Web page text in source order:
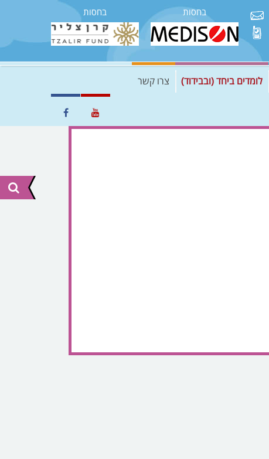
בחסות בחסות
לומדים ביחד (ובבידוד) צרו קשר